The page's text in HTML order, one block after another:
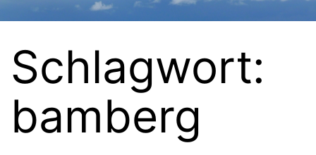
Schlagwort:
bamberg